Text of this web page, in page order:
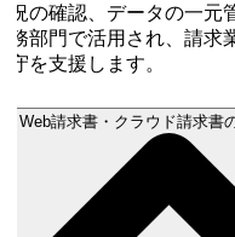
の確認、データの一元管
部門で活用され、請求業
を支援します。
Web請求書・クラウド請求書の